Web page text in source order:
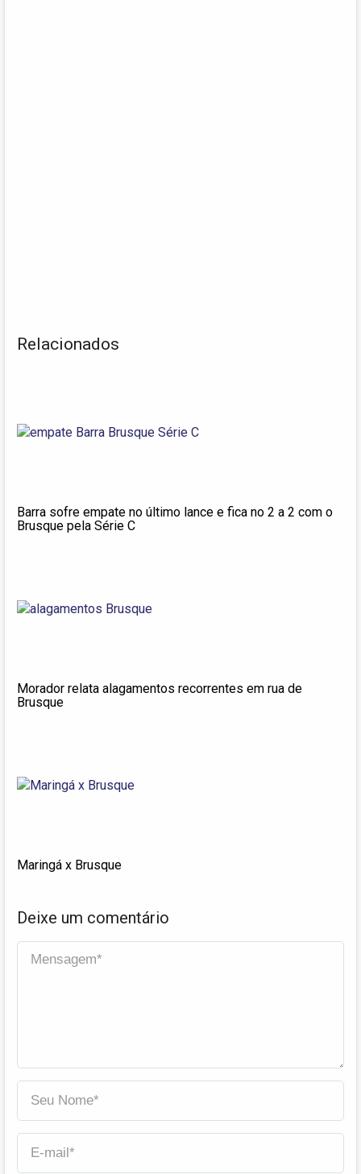
Relacionados
Barra sofre empate no último lance e fica no 2 a 2 com o
Brusque pela Série C
Morador relata alagamentos recorrentes em rua de
Brusque
Maringá x Brusque
Deixe um comentário